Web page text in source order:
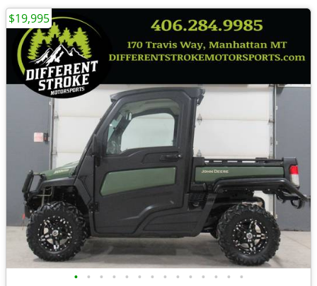
• • • • • • • • • • • • • •
$19,995